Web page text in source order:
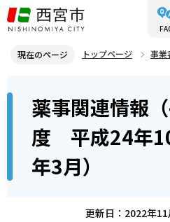
こ
の
ジ
す
現在のページ トップページ
事業
薬事関連情報（平成24年度 平成24年
ら
薬事関連情報
度 平成24年
年3月）
更新日：2022年11